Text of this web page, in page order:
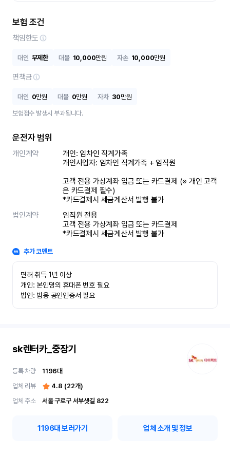
보험 조건
책임한도
대인 무제한 대물 10,000만원 자손 10,000만원
면책금
대인 0만원 대물 0만원 자차 30만원
보험접수 발생시 부과됩니다.
운전자 범위
개인계약
개인: 임차인 직계가족
개인사업자: 임차인 직계가족 + 임직원
고객 전용 가상계좌 입금 또는 카드결제 (※ 개인 고객
은 카드결제 필수)
*카드결제시 세금계산서 발행 불가
법인계약
임직원 전용
고객 전용 가상계좌 입금 또는 카드결제
*카드결제시 세금계산서 발행 불가
추가 코멘트
면허 취득 1년 이상
개인: 본인명의 휴대폰 번호 필요
법인: 범용 공인인증서 필요
sk렌터카_중장기
등록 차량 1196대
업체 리뷰
4.8 (22개)
업체 주소
서울 구로구 서부샛길 822
1196대 보러가기 업체 소개 및 정보